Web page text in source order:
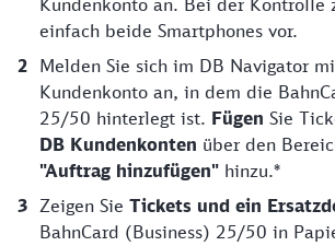
Kundenkonto an. Bei der Kontrolle
einfach beide Smartphones vor.
Melden Sie sich im DB Navigator
Kundenkonto an, in dem die
25/50 hinterlegt ist. Fügen Sie
DB Kundenkonten über den
"Auftrag hinzufügen" hinzu.*
Zeigen Sie Tickets und ein
BahnCard (Business) 25/50 in